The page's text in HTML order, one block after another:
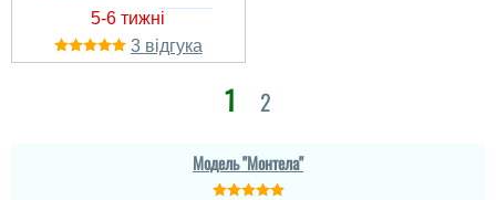
3
1 2
Модель "Монтела"